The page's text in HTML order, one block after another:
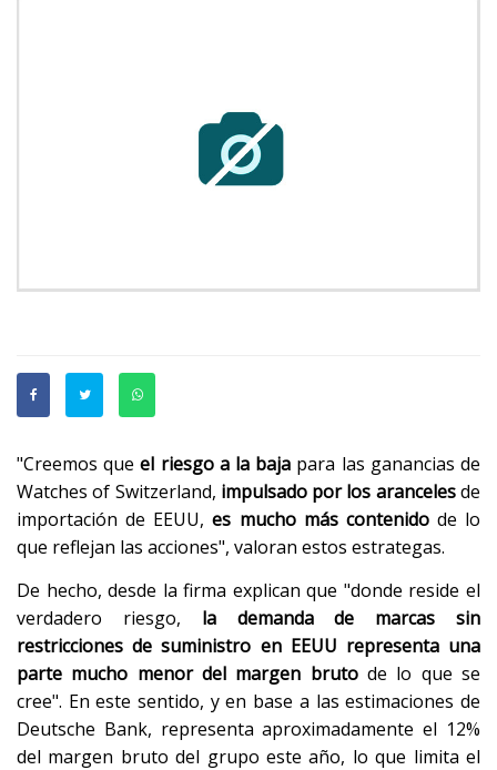
"Creemos queel riesgo a la baja para las ganancias de
Watches of Switzerland, impulsado por los arancelesde
importación de EEUU,es mucho más contenidode lo
que reflejan las acciones", valoran estos estrategas.
De hecho, desde la firma explican que "donde reside el
verdadero riesgo, la demanda de marcas sin
restricciones de suministro en EEUU representa una
parte mucho menor del margen brutode lo que se
cree". En este sentido, y en base a las estimaciones de
Deutsche Bank, representa aproximadamente el 12%
del margen bruto del grupo este año, lo que limita el